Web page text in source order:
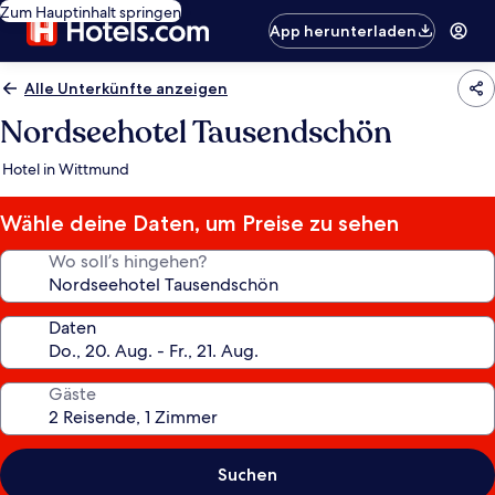
Zum Hauptinhalt springen
App herunterladen
Alle Unterkünfte anzeigen
Nordseehotel Tausendschön
Hotel in Wittmund
Wähle deine Daten, um Preise zu sehen
Wo soll’s hingehen?
Daten
Gäste
Suchen